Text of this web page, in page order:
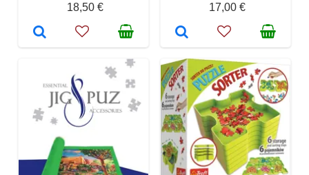
18,50 €
17,00 €